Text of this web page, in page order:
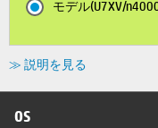
モデル(U7XV/
≫ 説明を見る
OS